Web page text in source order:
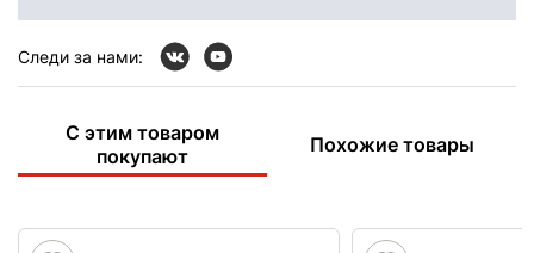
Следи за нами:
С этим товаром
покупают
Похожие товары